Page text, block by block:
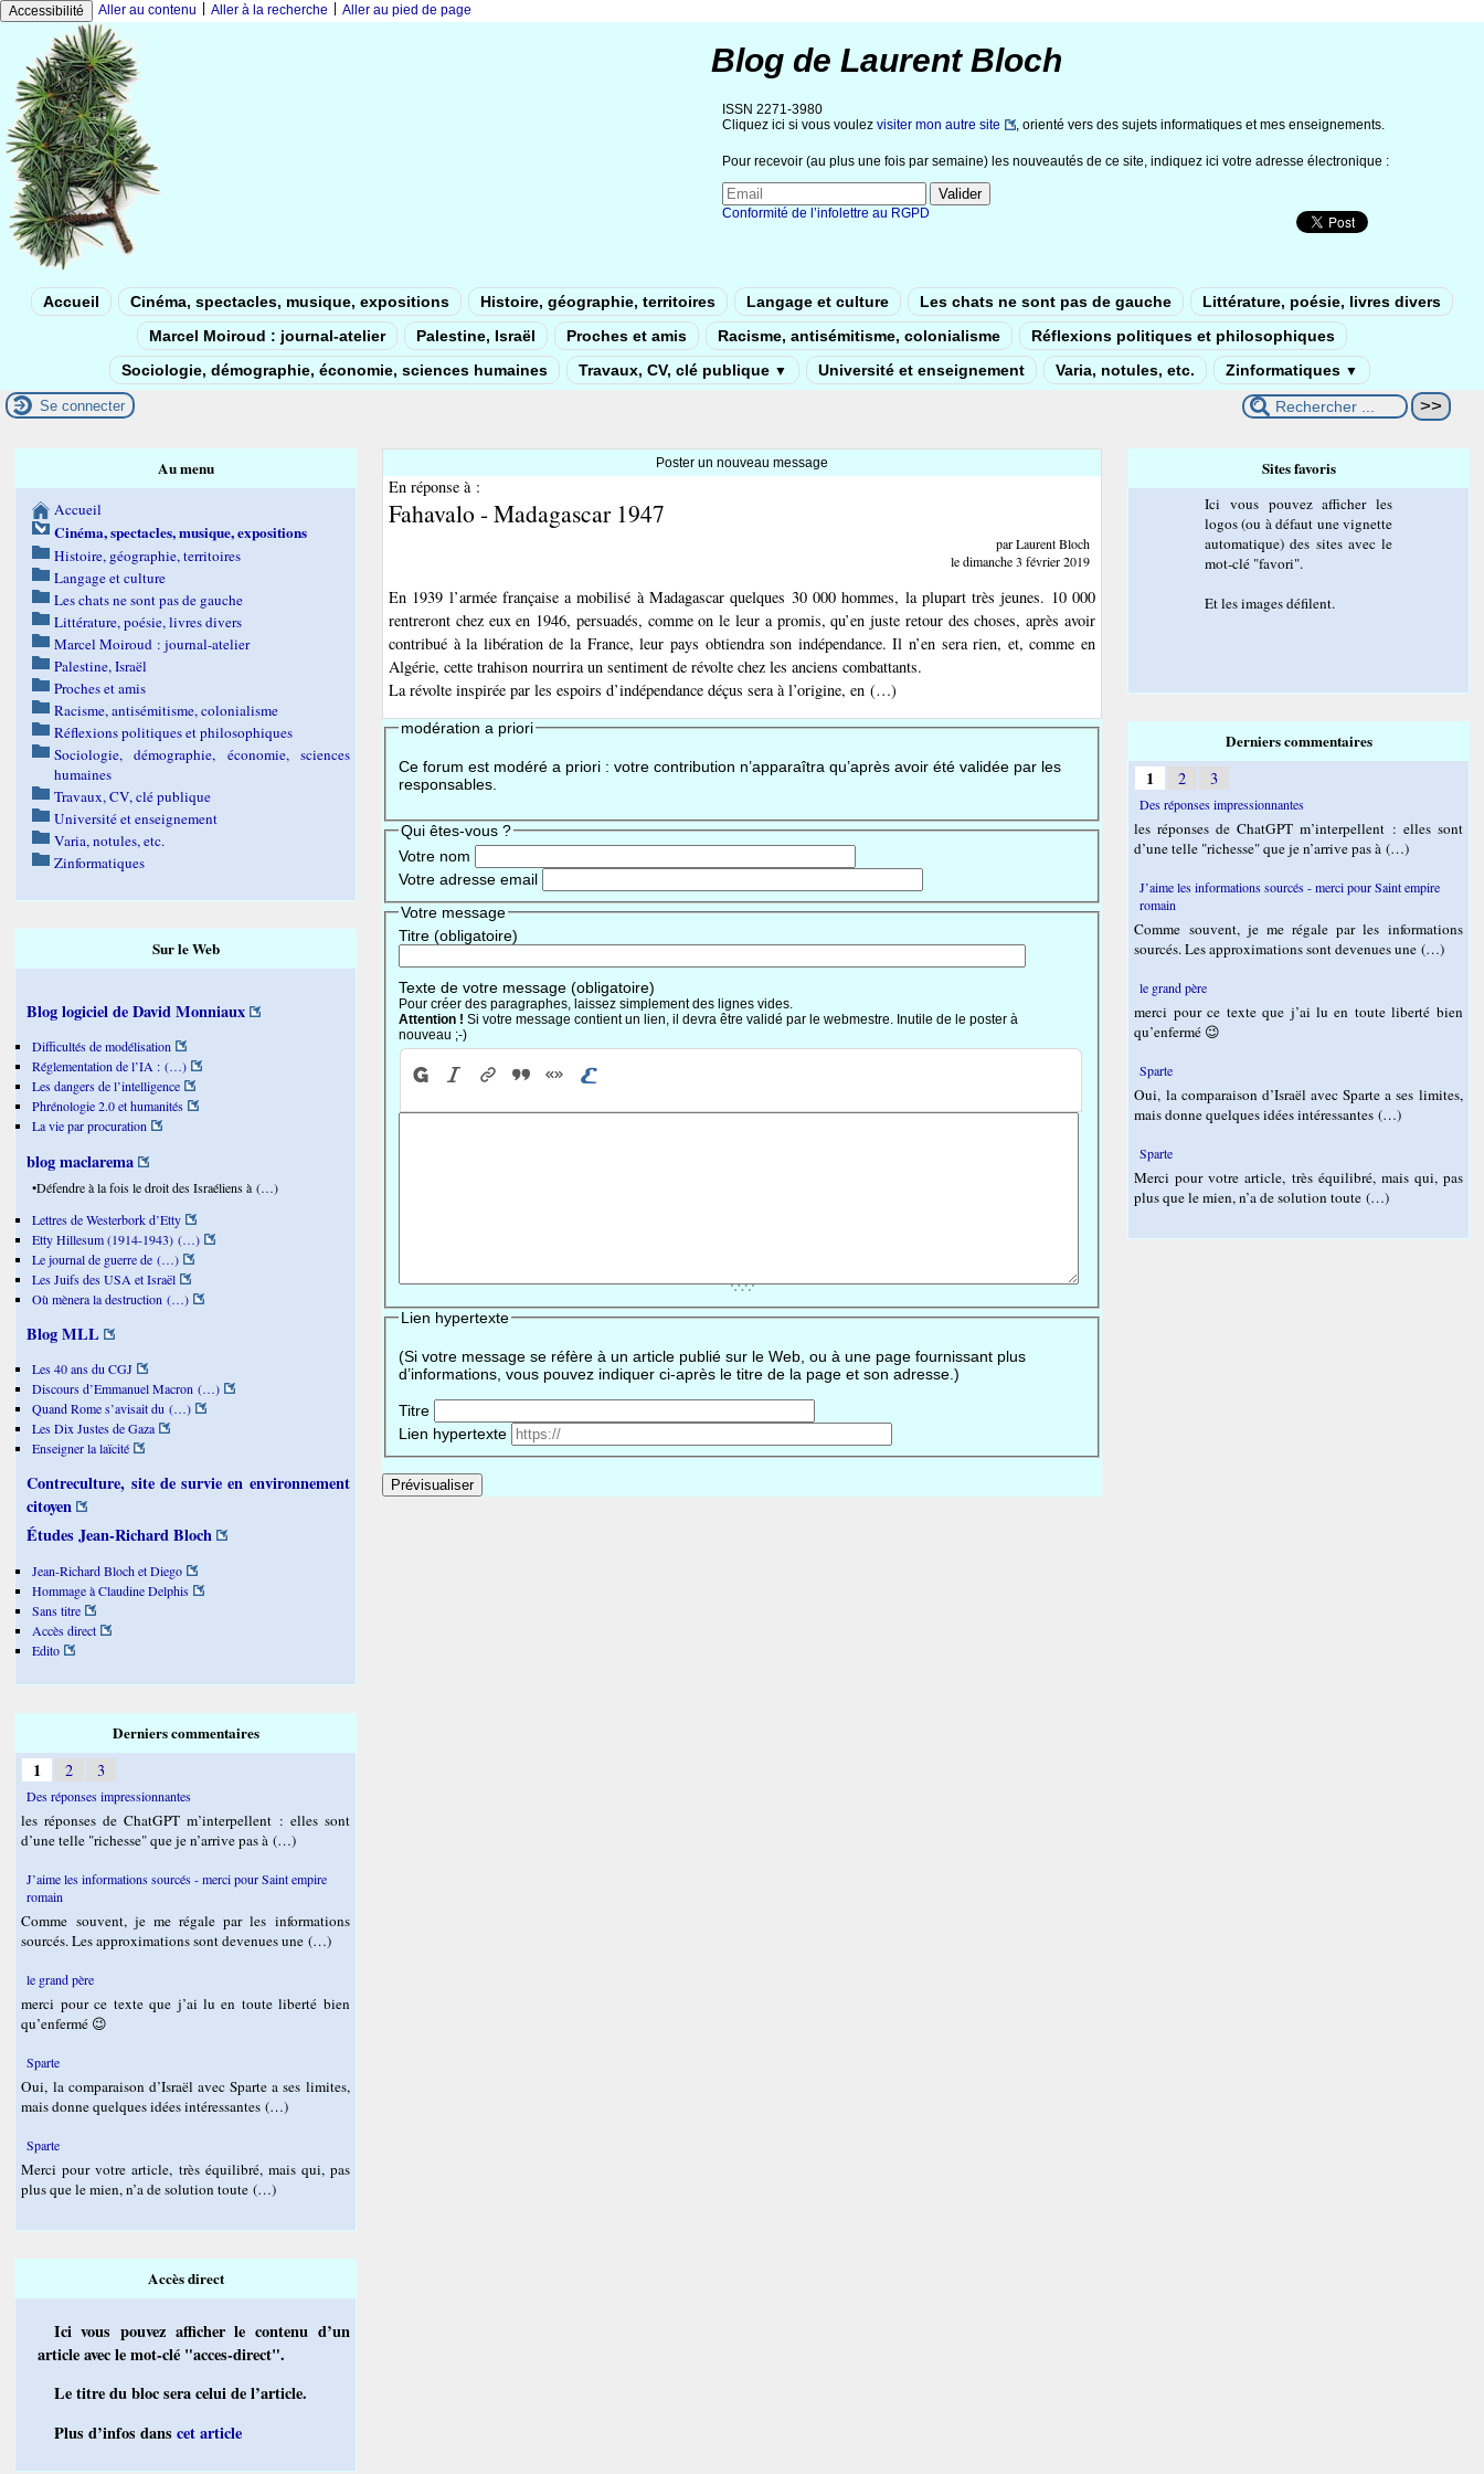
Accessibilité Aller au contenu Aller à la recherche Aller au pied de page
Blog de Laurent Bloch
ISSN 2271-3980
Cliquez ici si vous voulez visiter mon autre site , orienté vers des sujets informatiques et mes enseignements.
Pour recevoir (au plus une fois par semaine) les nouveautés de ce site, indiquez ici votre adresse électronique :
Conformité de l’infolettre au RGPD
Accueil Cinéma, spectacles, musique, expositions Histoire, géographie, territoires Langage et culture Les chats ne sont pas de gauche
Littérature, poésie, livres divers
Marcel Moiroud : journal-atelier
Palestine, Israël Proches et amis Racisme, antisémitisme, colonialisme
Réflexions politiques et philosophiques
Sociologie, démographie, économie, sciences humaines
Travaux, CV, clé publique ▼ Université et enseignement Varia, notules, etc. Zinformatiques ▼
Se connecter
Poster un nouveau message
En réponse à :
Fahavalo - Madagascar 1947
par Laurent Bloch
le dimanche 3 février 2019
En 1939 l’armée française a mobilisé à Madagascar quelques 30 000 hommes, la plupart très jeunes. 10 000
rentreront chez eux en 1946, persuadés, comme on le leur a promis, qu’en juste retour des choses, après avoir
contribué à la libération de la France, leur pays obtiendra son indépendance. Il n’en sera rien, et, comme en
Algérie, cette trahison nourrira un sentiment de révolte chez les anciens combattants.
La révolte inspirée par les espoirs d’indépendance déçus sera à l’origine, en (…)
modération a priori
Ce forum est modéré a priori : votre contribution n’apparaîtra qu’après avoir été validée par les
responsables.
Qui êtes-vous ?
Votre nom
Votre adresse email
Votre message
Titre (obligatoire)
Texte de votre message (obligatoire)
Pour créer des paragraphes, laissez simplement des lignes vides.
Attention ! Si votre message contient un lien, il devra être validé par le webmestre. Inutile de le poster à
nouveau ;-)
Lien hypertexte
(Si votre message se réfère à un article publié sur le Web, ou à une page fournissant plus
d’informations, vous pouvez indiquer ci-après le titre de la page et son adresse.)
Titre
Lien hypertexte
Au menu
Accueil
Cinéma, spectacles, musique, expositions
Histoire, géographie, territoires
Langage et culture
Les chats ne sont pas de gauche
Littérature, poésie, livres divers
Marcel Moiroud : journal-atelier
Palestine, Israël
Proches et amis
Racisme, antisémitisme, colonialisme
Réflexions politiques et philosophiques
Sociologie, démographie, économie, sciences
humaines
Travaux, CV, clé publique
Université et enseignement
Varia, notules, etc.
Zinformatiques
Sur le Web
Blog logiciel de David Monniaux
Difficultés de modélisation
Réglementation de l’IA : (…)
Les dangers de l’intelligence
Phrénologie 2.0 et humanités
La vie par procuration
blog maclarema
•Défendre à la fois le droit des Israéliens à (…)
Lettres de Westerbork d’Etty
Etty Hillesum (1914-1943) (…)
Le journal de guerre de (…)
Les Juifs des USA et Israël
Où mènera la destruction (…)
Blog MLL
Les 40 ans du CGJ
Discours d’Emmanuel Macron (…)
Quand Rome s’avisait du (…)
Les Dix Justes de Gaza
Enseigner la laïcité
Contreculture, site de survie en environnement
citoyen
Études Jean-Richard Bloch
Jean-Richard Bloch et Diego
Hommage à Claudine Delphis
Sans titre
Accès direct
Edito
Derniers commentaires
1 2 3
Des réponses impressionnantes
les réponses de ChatGPT m’interpellent : elles sont
d’une telle "richesse" que je n’arrive pas à (…)
J’aime les informations sourcés - merci pour Saint empire
romain
Comme souvent, je me régale par les informations
sourcés. Les approximations sont devenues une (…)
le grand père
merci pour ce texte que j’ai lu en toute liberté bien
qu’enfermé 😉
Sparte
Oui, la comparaison d’Israël avec Sparte a ses limites,
mais donne quelques idées intéressantes (…)
Sparte
Merci pour votre article, très équilibré, mais qui, pas
plus que le mien, n’a de solution toute (…)
Accès direct
Ici vous pouvez afficher le contenu d’un
article avec le mot-clé "acces-direct".
Le titre du bloc sera celui de l’article.
Plus d’infos dans cet article
Sites favoris
Ici vous pouvez afficher les
logos (ou à défaut une vignette
automatique) des sites avec le
mot-clé "favori".
Et les images défilent.
Derniers commentaires
1 2 3
Des réponses impressionnantes
les réponses de ChatGPT m’interpellent : elles sont
d’une telle "richesse" que je n’arrive pas à (…)
J’aime les informations sourcés - merci pour Saint empire
romain
Comme souvent, je me régale par les informations
sourcés. Les approximations sont devenues une (…)
le grand père
merci pour ce texte que j’ai lu en toute liberté bien
qu’enfermé 😉
Sparte
Oui, la comparaison d’Israël avec Sparte a ses limites,
mais donne quelques idées intéressantes (…)
Sparte
Merci pour votre article, très équilibré, mais qui, pas
plus que le mien, n’a de solution toute (…)